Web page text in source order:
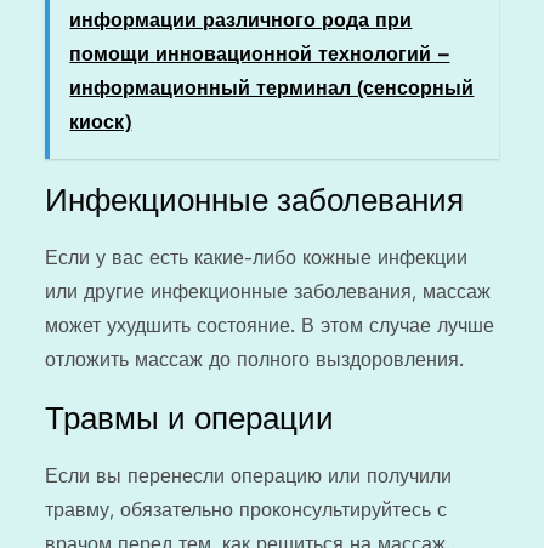
информации различного рода при
помощи инновационной технологий –
информационный терминал (сенсорный
киоск)
Инфекционные заболевания
Если у вас есть какие-либо кожные инфекции
или другие инфекционные заболевания, массаж
может ухудшить состояние. В этом случае лучше
отложить массаж до полного выздоровления.
Травмы и операции
Если вы перенесли операцию или получили
травму, обязательно проконсультируйтесь с